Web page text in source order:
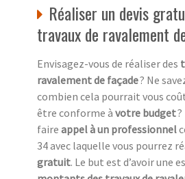
Réaliser un devis
travaux de ravalement
Envisagez-vous de réaliser des
ravalement de façade? Ne
combien cela pourrait vous
être conforme à votre budget
faire appel à un professionnel
34 avec laquelle vous pourrez
gratuit. Le but est d’avoir une